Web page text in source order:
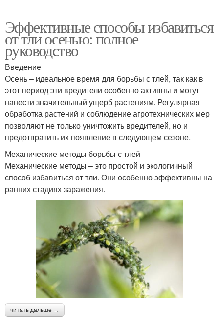
Эффективные способы избавиться
от тли осенью: полное
руководство
Введение
Осень – идеальное время для борьбы с тлей, так как в
этот период эти вредители особенно активны и могут
нанести значительный ущерб растениям. Регулярная
обработка растений и соблюдение агротехнических мер
позволяют не только уничтожить вредителей, но и
предотвратить их появление в следующем сезоне.
Механические методы борьбы с тлей
Механические методы – это простой и экологичный
способ избавиться от тли. Они особенно эффективны на
ранних стадиях заражения.
читать дальше →